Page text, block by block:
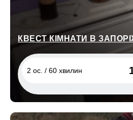
КВЕСТ КІМНАТИ В
2 ос. / 60 хвилин
2 ос. / 60 хвилин